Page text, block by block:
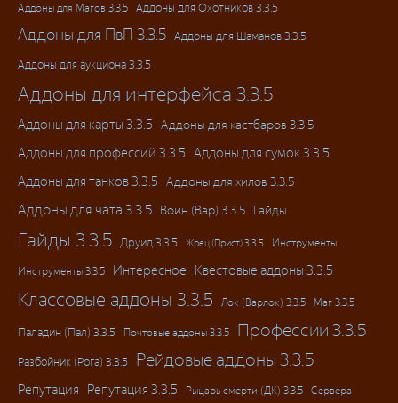
Аддоны для Магов 3.3.5 Аддоны для Охотников 3.3.5
Аддоны для ПвП 3.3.5 Аддоны для Шаманов 3.3.5
Аддоны для аукциона 3.3.5
Аддоны для интерфейса 3.3.5
Аддоны для карты 3.3.5 Аддоны для кастбаров 3.3.5
Аддоны для профессий 3.3.5 Аддоны для сумок 3.3.5
Аддоны для танков 3.3.5 Аддоны для хилов 3.3.5
Аддоны для чата 3.3.5 Воин (Вар) 3.3.5 Гайды
Гайды 3.3.5 Друид 3.3.5 Жрец (Прист) 3.3.5 Инструменты
Инструменты 3.3.5 Интересное Квестовые аддоны 3.3.5
Классовые аддоны 3.3.5 Лок (Варлок) 3.3.5 Маг 3.3.5
Паладин (Пал) 3.3.5 Почтовые аддоны 3.3.5 Профессии 3.3.5
Разбойник (Рога) 3.3.5 Рейдовые аддоны 3.3.5
Репутация Репутация 3.3.5 Рыцарь смерти (ДК) 3.3.5 Сервера